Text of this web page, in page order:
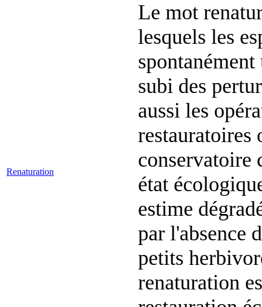
Renaturation
Le mot
lesquels les
subi des
aussi les
restauratoires
conservatoire
état
estime
par l'absence
petits
renaturation